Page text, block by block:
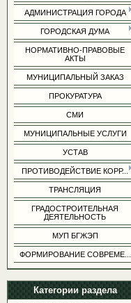
АДМИНИСТРАЦИЯ ГОРОДА
ГОРОДСКАЯ ДУМА
НОРМАТИВНО-ПРАВОВЫЕ
АКТЫ
МУНИЦИПАЛЬНЫЙ ЗАКАЗ
ПРОКУРАТУРА
СМИ
МУНИЦИПАЛЬНЫЕ УСЛУГИ
УСТАВ
ПРОТИВОДЕЙСТВИЕ КОРР...
ТРАНСЛЯЦИЯ
ГРАДОСТРОИТЕЛЬНАЯ
ДЕЯТЕЛЬНОСТЬ
МУП БГЖЭП
ФОРМИРОВАНИЕ СОВРЕМЕ...
Категории раздела